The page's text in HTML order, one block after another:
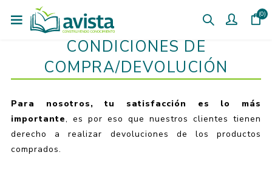
(0)
CONDICIONES DE
COMPRA/DEVOLUCIÓN
Para nosotros, tu satisfacción es lo más
importante, es por eso que nuestros clientes tienen
derecho a realizar devoluciones de los productos
comprados.